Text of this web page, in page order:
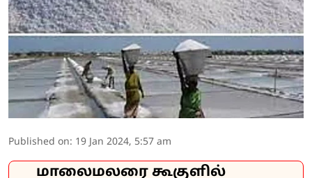
Published on: 19 Jan 2024, 5:57 am
மாலைமலரை கூகுளில்